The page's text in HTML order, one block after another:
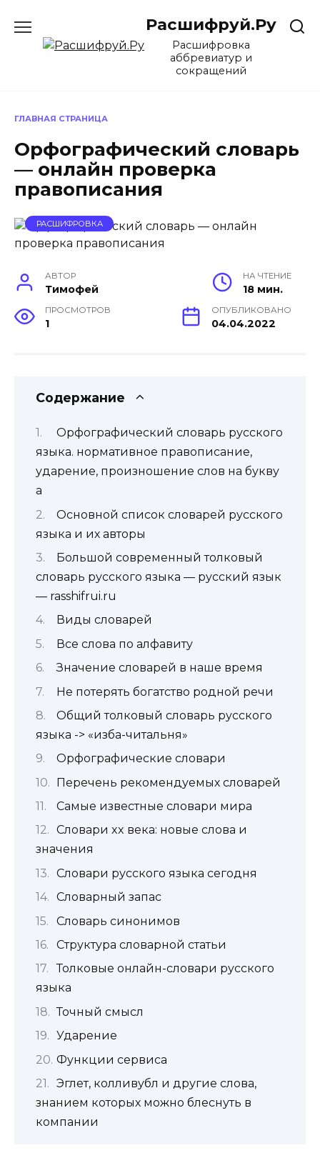
содержанию
Расшифруй.Ру
Расшифровка
аббревиатур и
сокращений
ГЛАВНАЯ СТРАНИЦА
Орфографический словарь
— онлайн проверка
правописания
РАСШИФРОВКА
АВТОР
Тимофей
НА ЧТЕНИЕ
18 мин.
ПРОСМОТРОВ
1
ОПУБЛИКОВАНО
04.04.2022
Содержание
Орфографический словарь русского
языка. нормативное правописание,
ударение, произношение слов на букву
а
Основной список словарей русского
языка и их авторы
Большой современный толковый
словарь русского языка — русский язык
— rasshifrui.ru
Виды словарей
Все слова по алфавиту
Значение словарей в наше время
Не потерять богатство родной речи
Общий толковый словарь русского
языка -> «изба-читальня»
Орфографические словари
Перечень рекомендуемых словарей
Самые известные словари мира
Словари xx века: новые слова и
значения
Словари русского языка сегодня
Словарный запас
Словарь синонимов
Структура словарной статьи
Толковые онлайн-словари русского
языка
Точный смысл
Ударение
Функции сервиса
Эглет, колливубл и другие слова,
знанием которых можно блеснуть в
компании